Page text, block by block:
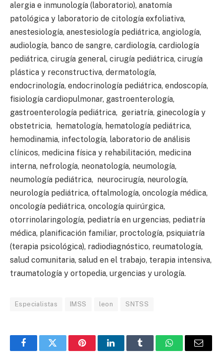
alergia e inmunología (laboratorio), anatomía
patológica y laboratorio de citología exfoliativa,
anestesiología, anestesiología pediátrica, angiología,
audiología, banco de sangre, cardiología, cardiología
pediátrica, cirugía general, cirugía pediátrica, cirugía
plástica y reconstructiva, dermatología,
endocrinología, endocrinología pediátrica, endoscopía,
fisiología cardiopulmonar, gastroenterología,
gastroenterología pediátrica, geriatría, ginecología y
obstetricia, hematología, hematología pediátrica,
hemodinamia, infectología, laboratorio de análisis
clínicos, medicina física y rehabilitación, medicina
interna, nefrología, neonatología, neumología,
neumología pediátrica, neurocirugía, neurología,
neurología pediátrica, oftalmología, oncología médica,
oncología pediátrica, oncología quirúrgica,
otorrinolaringología, pediatría en urgencias, pediatría
médica, planificación familiar, proctología, psiquiatría
(terapia psicológica), radiodiagnóstico, reumatología,
salud comunitaria, salud en el trabajo, terapia intensiva,
traumatología y ortopedia, urgencias y urología.
Especialistas IMSS leon SNTSS
FacebookTwitter PinterestLinkedInTumblr WhatsAppEmail